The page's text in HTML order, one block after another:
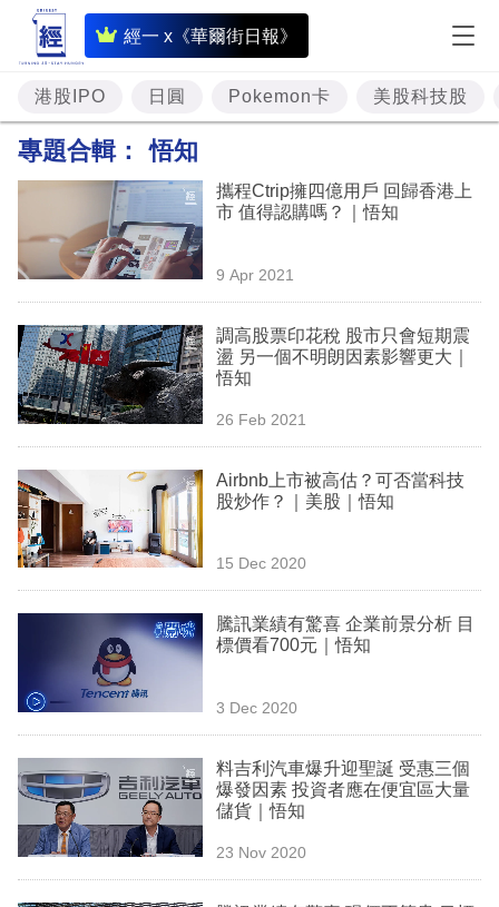
經一 x《華爾街日報》
即
時
財
經
投
資
樓
市
理
商
業
科
技
職
生
時
事
港股IPO 日圓 Pokemon卡 美股科技股
專題合輯： 悟知
攜程Ctrip擁四億用戶 回歸香港上
市 值得認購嗎？｜悟知
9 Apr 2021
調高股票印花稅 股市只會短期震
盪 另一個不明朗因素影響更大｜
悟知
26 Feb 2021
Airbnb上市被高估？可否當科技
股炒作？｜美股｜悟知
15 Dec 2020
騰訊業績有驚喜 企業前景分析 目
標價看700元｜悟知
3 Dec 2020
料吉利汽車爆升迎聖誕 受惠三個
爆發因素 投資者應在便宜區大量
儲貨｜悟知
23 Nov 2020